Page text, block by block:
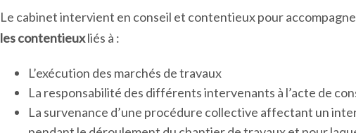
Le cabinet intervient en conseil et contentieux pour
les contentieuxliés à :
L’exécution des marchés de travaux
La responsabilité des différents intervenants à l’acte de
La survenance d’une procédure collective affectant un